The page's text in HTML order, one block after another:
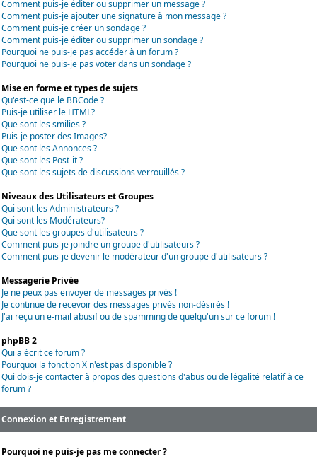
Comment puis-je éditer ou supprimer un message ?
Comment puis-je ajouter une signature à mon message ?
Comment puis-je créer un sondage ?
Comment puis-je éditer ou supprimer un sondage ?
Pourquoi ne puis-je pas accéder à un forum ?
Pourquoi ne puis-je pas voter dans un sondage ?
Mise en forme et types de sujets
Qu'est-ce que le BBCode ?
Puis-je utiliser le HTML?
Que sont les smilies ?
Puis-je poster des Images?
Que sont les Annonces ?
Que sont les Post-it ?
Que sont les sujets de discussions verrouillés ?
Niveaux des Utilisateurs et Groupes
Qui sont les Administrateurs ?
Qui sont les Modérateurs?
Que sont les groupes d'utilisateurs ?
Comment puis-je joindre un groupe d'utilisateurs ?
Comment puis-je devenir le modérateur d'un groupe d'utilisateurs ?
Messagerie Privée
Je ne peux pas envoyer de messages privés !
Je continue de recevoir des messages privés non-désirés !
J'ai reçu un e-mail abusif ou de spamming de quelqu'un sur ce forum !
phpBB 2
Qui a écrit ce forum ?
Pourquoi la fonction X n'est pas disponible ?
Qui dois-je contacter à propos des questions d'abus ou de légalité relatif à ce
forum ?
Connexion et Enregistrement
Pourquoi ne puis-je pas me connecter ?